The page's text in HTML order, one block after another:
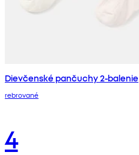
Dievčenské pančuchy 2-balenie
rebrované
4